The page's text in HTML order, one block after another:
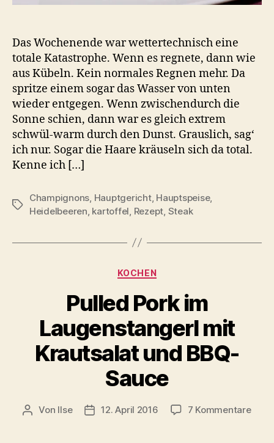
Das Wochenende war wettertechnisch eine
totale Katastrophe. Wenn es regnete, dann wie
aus Kübeln. Kein normales Regnen mehr. Da
spritze einem sogar das Wasser von unten
wieder entgegen. Wenn zwischendurch die
Sonne schien, dann war es gleich extrem
schwül-warm durch den Dunst. Grauslich, sag‘
ich nur. Sogar die Haare kräuseln sich da total.
Kenne ich […]
Schlagwörter
Champignons, Hauptgericht, Hauptspeise,
Heidelbeeren, kartoffel, Rezept, Steak
Kategorien
KOCHEN
Pulled Pork im
Laugenstangerl mit
Krautsalat und BBQ-
Sauce
Beitragsautor
Von Ilse Beitragsdatum
12. April 2016 7 Kommentarezu